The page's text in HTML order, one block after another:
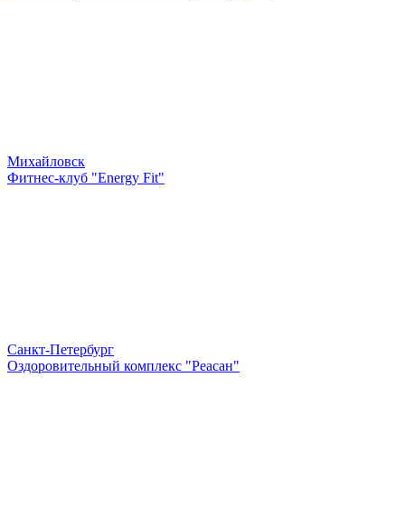
Михайловск
Фитнес-клуб "Energy Fit"
Санкт-Петербург
Оздоровительный комплекс "Реасан"